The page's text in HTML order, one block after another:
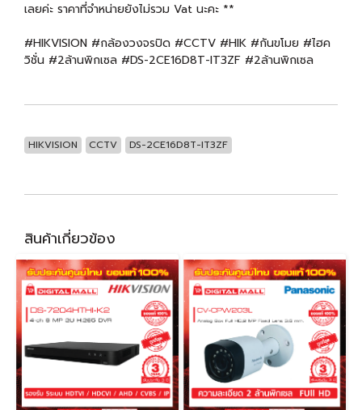
เลยค่ะ ราคาที่จำหน่ายยังไม่รวม Vat นะคะ **
#HIKVISION #กล้องวงจรปิด #CCTV #HIK #กันขโมย #ไฮค
วิชั่น #2ล้านพิกเซล #DS-2CE16D8T-IT3ZF #2ล้านพิกเซล
HIKVISION CCTV DS-2CE16D8T-IT3ZF
สินค้าเกี่ยวข้อง